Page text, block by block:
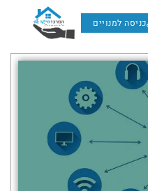
כניסה למנויים